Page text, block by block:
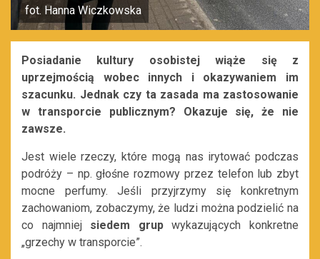
fot. Hanna Wiczkowska
Posiadanie kultury osobistej wiąże się z
uprzejmością wobec innych i okazywaniem im
szacunku. Jednak czy ta zasada ma zastosowanie
w transporcie publicznym? Okazuje się, że nie
zawsze.
Jest wiele rzeczy, które mogą nas irytować podczas
podróży – np. głośne rozmowy przez telefon lub zbyt
mocne perfumy. Jeśli przyjrzymy się konkretnym
zachowaniom, zobaczymy, że ludzi można podzielić na
co najmniej siedem grupwykazujących konkretne
„grzechy w transporcie”.